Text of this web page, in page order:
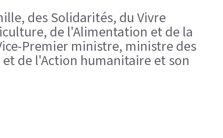
des Solidarités, du Vivre
de l'Alimentation et de la
Premier ministre, ministre des
de l'Action humanitaire et son